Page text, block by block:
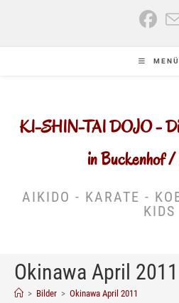
MENÜ
KI-SHIN-TAI DOJO -
in Buckenhof /
AIKIDO - KARATE -
KIDS
Okinawa April 2011
> Bilder > Okinawa April 2011